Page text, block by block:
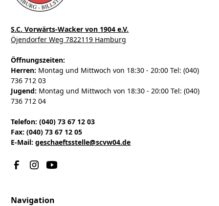
S.C. Vorwärts-Wacker von 1904 e.V.
Öjendorfer Weg 7822119 Hamburg
Öffnungszeiten:
Herren: Montag und Mittwoch von 18:30 - 20:00 Tel: (040)
736 712 03
Jugend: Montag und Mittwoch von 18:30 - 20:00 Tel: (040)
736 712 04
Telefon: (040) 73 67 12 03
Fax: (040) 73 67 12 05
E-Mail:geschaeftsstelle@scvw04.de
Navigation